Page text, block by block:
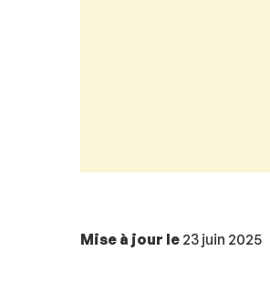
Mise à jour le 23 juin 2025